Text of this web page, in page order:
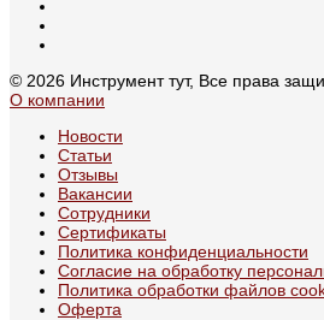
© 2026 Инструмент тут, Все права
О компании
Новости
Статьи
Отзывы
Вакансии
Сотрудники
Сертификаты
Политика конфиденциальности
Согласие на обработку
Политика обработки файлов
Оферта